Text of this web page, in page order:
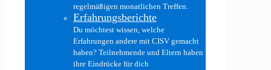
regelmäßigen monatlichen Treffen.
Erfahrungsberichte
Du möchtest wissen, welche
Erfahrungen andere mit CISV gemacht
haben? Teilnehmende und Eltern haben
ihre Eindrücke für dich